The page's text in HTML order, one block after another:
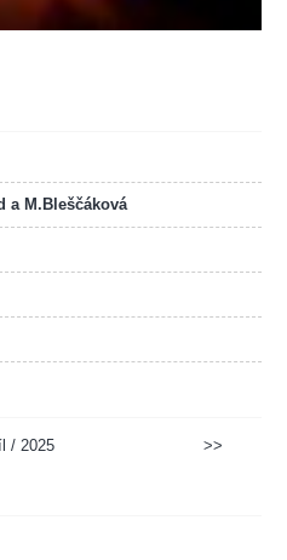
a M.Bleščáková
/ 2025 >>